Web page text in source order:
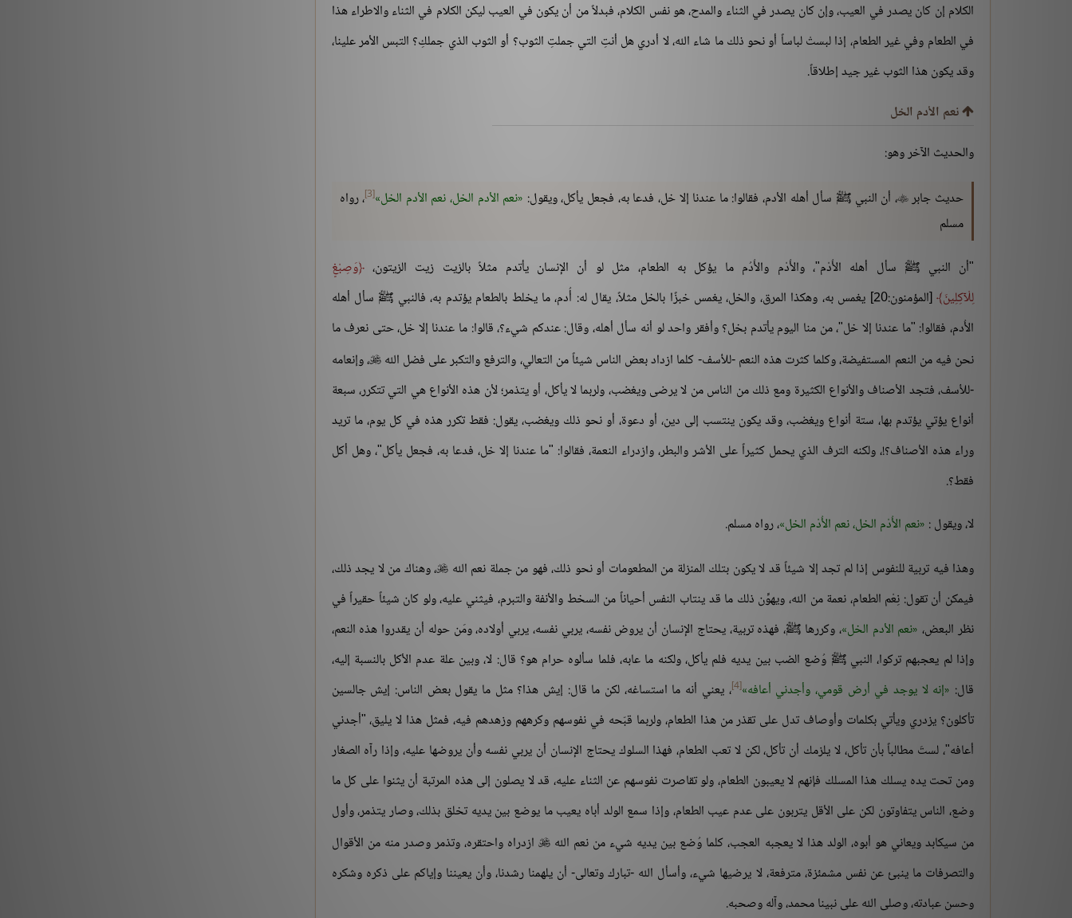
الكلام إن كان يصدر في العيب، وإن كان يصدر في الثناء والمدح، هو نفس الكلام، فبدلاً من أن يكون في العيب ليكن الكلام في الثناء والاطراء هذا
في الطعام وفي غير الطعام، إذا لبستْ لباساً أو نحو ذلك ما شاء الله، لا أدري هل أنتِ التي جملتِ الثوب؟ أو الثوب الذي جملكِ؟ التبس الأمر علينا،
وقد يكون هذا الثوب غير جيد إطلاقاً.
نعم الأدم الخل
والحديث الآخر وهو:
حديث جابر، أن النبي ﷺ سأل أهله الأدم، فقالوا: ما عندنا إلا خل، فدعا به، فجعل يأكل، ويقول: نعم الأدم الخل، نعم الأدم الخل [3] ، رواه
مسلم
"أن النبي ﷺ سأل أهله الأُدْم"، والأُدْم والأُدُم ما يؤكل به الطعام، مثل لو أن الإنسان يأتدم مثلاً بالزيت زيت الزيتون، وَصِبْغٍ
لِلْآكِلِينَ
[المؤمنون:20] يغمس به، وهكذا المرق، والخل، يغمس خبزًا بالخل مثلاً، يقال له: أُدم، ما يخلط بالطعام يؤتدم به، فالنبي ﷺ سأل أهله
الأُدم، فقالوا: "ما عندنا إلا خل"، من منا اليوم يأتدم بخل؟ وأفقر واحد لو أنه سأل أهله، وقال: عندكم شيء؟، قالوا: ما عندنا إلا خل، حتى نعرف ما
نحن فيه من النعم المستفيضة، وكلما كثرت هذه النعم -للأسف- كلما ازداد بعض الناس شيئاً من التعالي، والترفع والتكبر على فضل الله، وإنعامه
-للأسف، فتجد الأصناف والأنواع الكثيرة ومع ذلك من الناس من لا يرضى ويغضب، ولربما لا يأكل، أو يتذمر؛ لأن هذه الأنواع هي التي تتكرر، سبعة
أنواع يؤتي يؤتدم بها، ستة أنواع ويغضب، وقد يكون ينتسب إلى دين، أو دعوة، أو نحو ذلك ويغضب، يقول: فقط تكرر هذه في كل يوم، ما تريد
وراء هذه الأصناف؟!، ولكنه الترف الذي يحمل كثيراً على الأشر والبطر، وازدراء النعمة، فقالوا: "ما عندنا إلا خل، فدعا به، فجعل يأكل"، وهل أكل
فقط؟.
لا، ويقول : نعم الأُدْم الخل، نعم الأُدْم الخل ، رواه مسلم.
وهذا فيه تربية للنفوس إذا لم تجد إلا شيئاً قد لا يكون بتلك المنزلة من المطعومات أو نحو ذلك، فهو من جملة نعم الله ، وهناك من لا يجد ذلك،
فيمكن أن تقول: نِعْم الطعام، نعمة من الله، ويهوِّن ذلك ما قد ينتاب النفس أحياناً من السخط والأنفة والتبرم، فيثني عليه، ولو كان شيئاً حقيراً في
نظر البعض، نعم الأدم الخل ، وكررها ﷺ، فهذه تربية، يحتاج الإنسان أن يروض نفسه، يربي نفسه، يربي أولاده، ومَن حوله أن يقدروا هذه النعم،
وإذا لم يعجبهم تركوا، النبي ﷺ وُضع الضب بين يديه فلم يأكل، ولكنه ما عابه، فلما سألوه حرام هو؟ قال: لا، وبين علة عدم الأكل بالنسبة إليه،
قال: إنه لا يوجد في أرض قومي، وأجدني أعافه [4] ، يعني أنه ما استساغه، لكن ما قال: إيش هذا؟ مثل ما يقول بعض الناس: إيش جالسين
تأكلون؟ يزدري ويأتي بكلمات وأوصاف تدل على تقذر من هذا الطعام، ولربما قبّحه في نفوسهم وكرههم وزهدهم فيه، فمثل هذا لا يليق، "أجدني
أعافه"، لستَ مطالباً بأن تأكل، لا يلزمك أن تأكل، لكن لا تعب الطعام، فهذا السلوك يحتاج الإنسان أن يربي نفسه وأن يروضها عليه، وإذا رآه الصغار
ومن تحت يده يسلك هذا المسلك فإنهم لا يعيبون الطعام، ولو تقاصرت نفوسهم عن الثناء عليه، قد لا يصلون إلى هذه المرتبة أن يثنوا على كل ما
وضع، الناس يتفاوتون لكن على الأقل يتربون على عدم عيب الطعام، وإذا سمع الولد أباه يعيب ما يوضع بين يديه تخلق بذلك، وصار يتذمر، وأول
من سيكابد ويعاني هو أبوه، الولد هذا لا يعجبه العجب، كلما وُضع بين يديه شيء من نعم الله ازدراه واحتقره، وتذمر وصدر منه من الأقوال
والتصرفات ما ينبئ عن نفس مشمئزة، مترفعة، لا يرضيها شيء، وأسأل الله -تبارك وتعالى- أن يلهمنا رشدنا، وأن يعيننا وإياكم على ذكره وشكره
وحسن عبادته، وصلى الله على نبينا محمد، وآله وصحبه.